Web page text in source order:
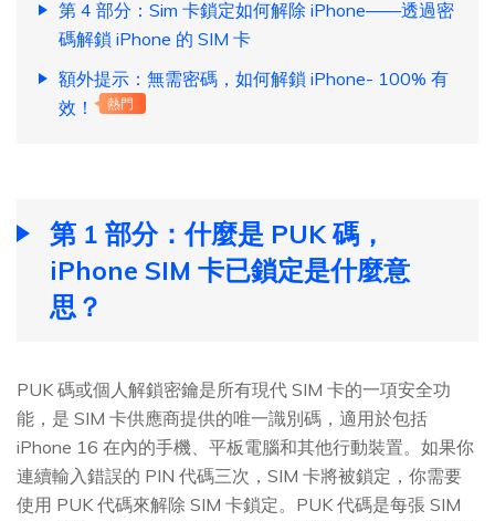
第 4 部分：Sim 卡鎖定如何解除 iPhone——透過密
碼解鎖 iPhone 的 SIM 卡
額外提示：無需密碼，如何解鎖 iPhone- 100% 有
效！
熱門
第 1 部分：什麼是 PUK 碼，
iPhone SIM 卡已鎖定是什麼意
思？
PUK 碼或個人解鎖密鑰是所有現代 SIM 卡的一項安全功
能，是 SIM 卡供應商提供的唯一識別碼，適用於包括
iPhone 16 在內的手機、平板電腦和其他行動裝置。如果你
連續輸入錯誤的 PIN 代碼三次，SIM 卡將被鎖定，你需要
使用 PUK 代碼來解除 SIM 卡鎖定。PUK 代碼是每張 SIM